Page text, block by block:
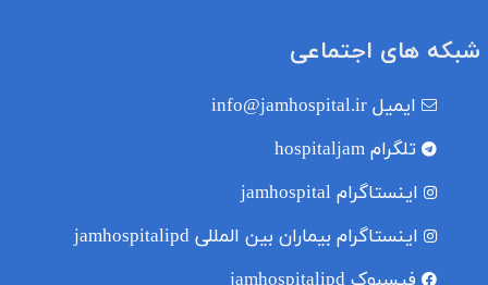
شبکه های اجتماعی
ایمیل info@jamhospital.ir
تلگرام hospitaljam
اینستاگرام jamhospital
اینستاگرام بیماران بین المللی jamhospitalipd